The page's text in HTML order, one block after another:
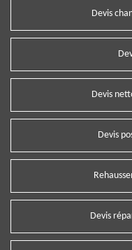
Devis
Devis
Devis
Devis